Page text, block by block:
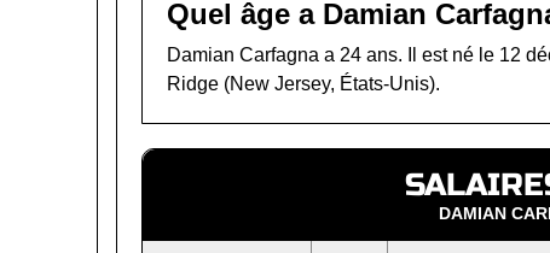
Quel âge a Damian
Damian Carfagna a 24 ans. Il est né le 12
Ridge (New Jersey, États-Unis).
DAMIAN